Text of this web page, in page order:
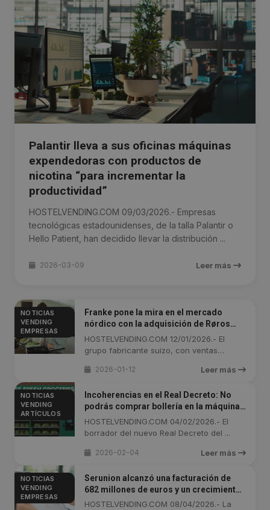
Palantir lleva a sus oficinas máquinas
expendedoras con productos de
nicotina “para incrementar la
productividad”
HOSTELVENDING.COM 09/03/2026.- Empresas
tecnológicas estadounidenses, de la talla Palantir o
Hello Patient, han decidido llevar la distribución ...
2026-03-09 Leer más
NOTICIAS
VENDING
EMPRESAS
Franke pone la mira en el mercado
nórdico con la adquisición de Røros
Metall
HOSTELVENDING.COM 12/01/2026.- El
grupo fabricante suizo, con ventas
2026-01-12 Leer más
NOTICIAS
VENDING
ARTÍCULOS
Incoherencias en el Real Decreto: No
podrás comprar bollería en la máquina,
pero sí en la cafetería
HOSTELVENDING.COM 04/02/2026.- El
borrador del nuevo Real Decreto del ...
2026-02-04 Leer más
NOTICIAS
VENDING
EMPRESAS
Serunion alcanzó una facturación de
682 millones de euros y un crecimiento
de casi un 13% en 2025
HOSTELVENDING.COM 08/04/2026.- La